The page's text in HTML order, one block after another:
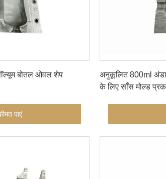
बोतल ओवल शेप
पाएं
अनुकूलित 800ml
के लिए साँस मोल्ड